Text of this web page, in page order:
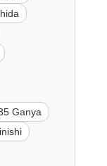
Ganya